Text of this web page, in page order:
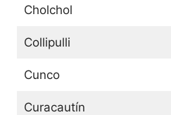
Cholchol
Collipulli
Cunco
Curacautín